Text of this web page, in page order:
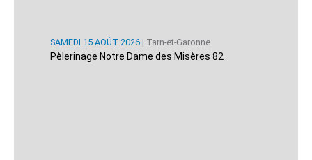
SAMEDI 15 AOÛT 2026 | Tarn-et-Garonne
Pèlerinage Notre Dame des Misères 82